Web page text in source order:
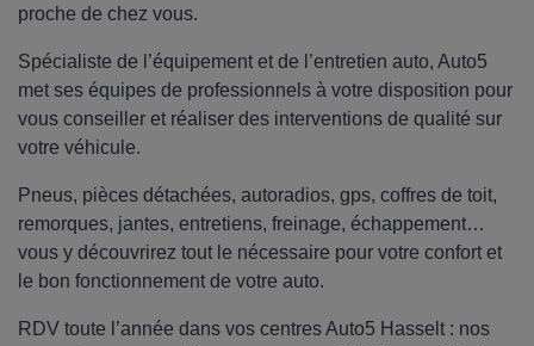
proche de chez vous.
Spécialiste de l’équipement et de l’entretien auto, Auto5
met ses équipes de professionnels à votre disposition pour
vous conseiller et réaliser des interventions de qualité sur
votre véhicule.
Pneus, pièces détachées, autoradios, gps, coffres de toit,
remorques, jantes, entretiens, freinage, échappement…
vous y découvrirez tout le nécessaire pour votre confort et
le bon fonctionnement de votre auto.
RDV toute l’année dans vos centres Auto5 Hasselt : nos